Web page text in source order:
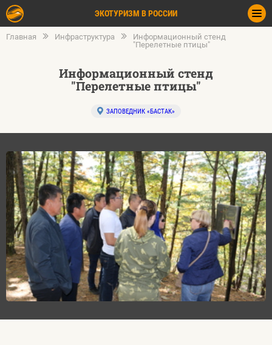
ЭКОТУРИЗМ В РОССИИ
Главная Инфраструктура
Информационный стенд
"Перелетные птицы"
Информационный стенд
"Перелетные птицы"
ЗАПОВЕДНИК «БАСТАК»